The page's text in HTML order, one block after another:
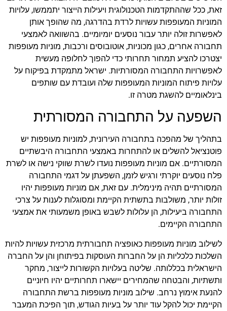
זאת, ככל שההתקדמות הטכנולוגית ויעילות הייצור יתממשו, עלויות
המוניות המעופפות עשויות לרדת בהדרגה, מה שהופך אותן
לאפשרות זולה יותר עבור נוסעים יומיומיים. בהשוואה לאמצעי
תחבורה אחרים, כגון מכוניות, אוטובוסים ורכבות, מוניות מעופפות
יצטרכו להציע תמחור תחרותי כדי להפוך לחלופה מעשית
לאפשרויות התחבורה המסורתיות. ישראל מתמקדת בפיקוח על
עלויות פיתוח המוניות המעופפות שלה ועובדת עם שותפים
בינלאומיים להשגת מטרה זו.
השפעה על התחבורה המסורתית
בתהליך של מהפכה בתחבורה העירונית, למוניות מעופפות יש
פוטנציאל להשלים או להתחרות באמצעי התחבורה היבשתיים
המסורתיים. אם מוניות מעופפות נועדו לשרת שווקי נישה או לשרת
פלח נוסעים יוקרתי ורגיש לזמן, השפעתן על דגמי התחבורה
המסורתיים תהיה מינימלית. עם זאת, אם מוניות מעופפות יהיו
זולות יותר, משולבות בתשתית הקיימת ומסוגלות לענות על צרכי
התחבורה ביעילות, הן עלולות לשבש באופן משמעותי את אמצעי
התחבורה הקיימים.
לשילוב מוניות מעופפות כאופציה תחבורתית מרכזית עשויות להיות
השלכות כלכליות הן על החברות העוסקות בפיתוחן והן על החברה
הישראלית בכללותה. שליטה בעלויות הקשורות לייצור, מחקר
ותשתיות, והבטחה שהמחירים יישארו תחרותיים יהיו חיוניים
להנעת אימוץ נרחב. שילוב מוניות מעופפות ברשת התחבורה
הקיימת יכול להקל עוד יותר על בעיות הגודש, תוך הפיכת המעבר